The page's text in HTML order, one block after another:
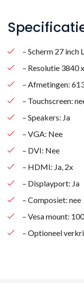
– Scherm 27 inch
– Resolutie 3840
– Afmetingen:
– Touchscreen:
– Speakers: Ja
– VGA: Nee
– DVI: Nee
– HDMI: Ja, 2x
– Displayport: Ja
– Composiet: nee
– Vesa mount:
– Optioneel